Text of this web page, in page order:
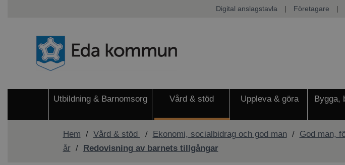
Digital anslagstavla | Företagare |
Utbildning & Barnomsorg Vård & stöd Uppleva & göra Bygga,
Hem / Vård & stöd / Ekonomi, socialbidrag och god man / God man,
år / Redovisning av barnets tillgångar